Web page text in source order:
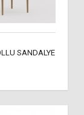
SANDALYE